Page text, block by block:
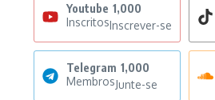
Youtube 1,000
InscritosInscrever-se
Telegram 1,000
MembrosJunte-se